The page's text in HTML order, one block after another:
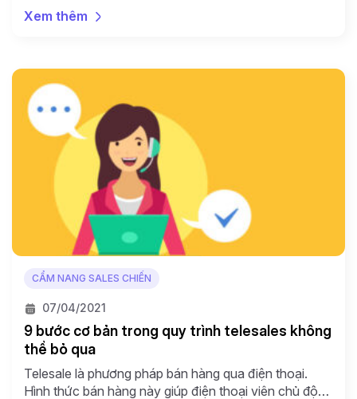
áp dụng để tiếp cận khách hàng và giới thiệu, chào
bán sản phẩm của mình đến tay khách hàng. Tuy
Xem thêm
CẨM NANG SALES CHIẾN
07/04/2021
9 bước cơ bản trong quy trình telesales không
thể bỏ qua
Telesale là phương pháp bán hàng qua điện thoại.
Hình thức bán hàng này giúp điện thoại viên chủ động